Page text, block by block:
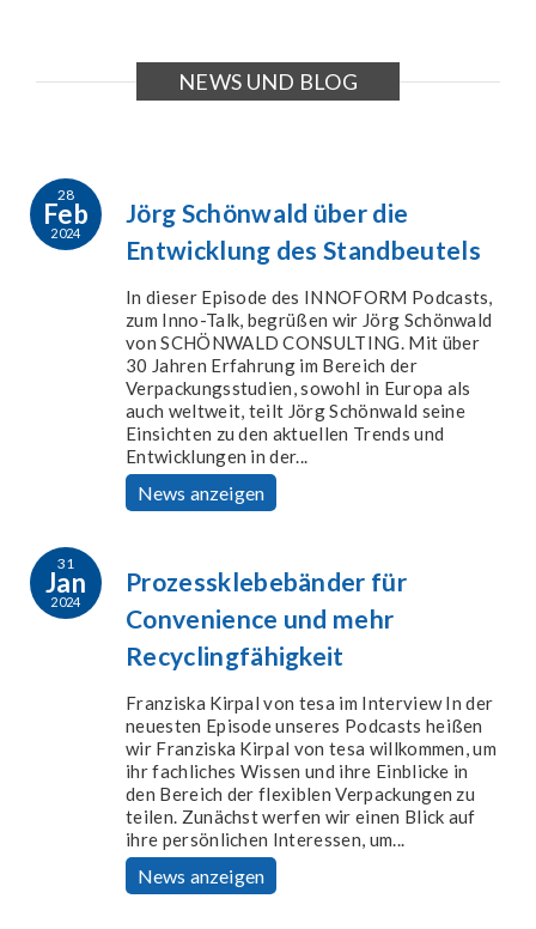
NEWS UND BLOG
28
Feb
2024
Jörg Schönwald über die
Entwicklung des Standbeutels
In dieser Episode des INNOFORM Podcasts,
zum Inno-Talk, begrüßen wir Jörg Schönwald
von SCHÖNWALD CONSULTING. Mit über
30 Jahren Erfahrung im Bereich der
Verpackungsstudien, sowohl in Europa als
auch weltweit, teilt Jörg Schönwald seine
Einsichten zu den aktuellen Trends und
Entwicklungen in der...
News anzeigen
31
Jan
2024
Prozessklebebänder für
Convenience und mehr
Recyclingfähigkeit
Franziska Kirpal von tesa im Interview In der
neuesten Episode unseres Podcasts heißen
wir Franziska Kirpal von tesa willkommen, um
ihr fachliches Wissen und ihre Einblicke in
den Bereich der flexiblen Verpackungen zu
teilen. Zunächst werfen wir einen Blick auf
ihre persönlichen Interessen, um...
News anzeigen